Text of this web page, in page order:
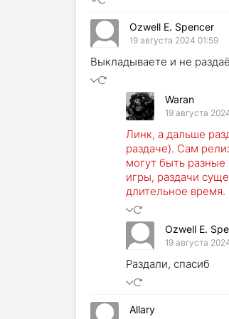
Ozwell E. Spencer
19 августа 2024 01:59
Выкладываете и не
Waran
19 августа
Линк, а дальше
раздаче). Сам
могут быть
игры, раздачи
длительное
Ozwell E.
19 августа
Раздали, спасиб
Allary